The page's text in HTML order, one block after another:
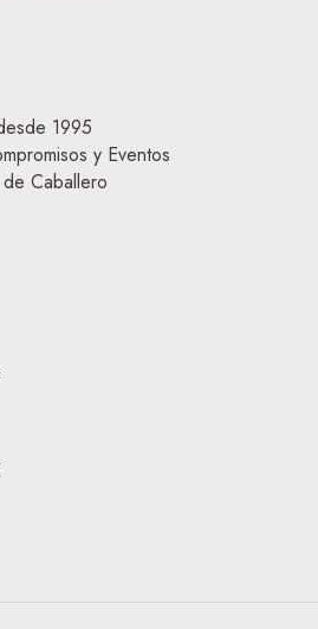
1995
y Eventos
Caballero